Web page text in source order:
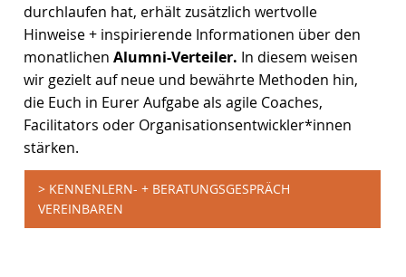
durchlaufen hat, erhält zusätzlich wertvolle
Hinweise + inspirierende Informationen über den
monatlichenAlumni-Verteiler. In diesem weisen
wir gezielt auf neue und bewährte Methoden hin,
die Euch in Eurer Aufgabe als agile Coaches,
Facilitators oder Organisationsentwickler*innen
stärken.
> KENNENLERN- + BERATUNGSGESPRÄCH
VEREINBAREN